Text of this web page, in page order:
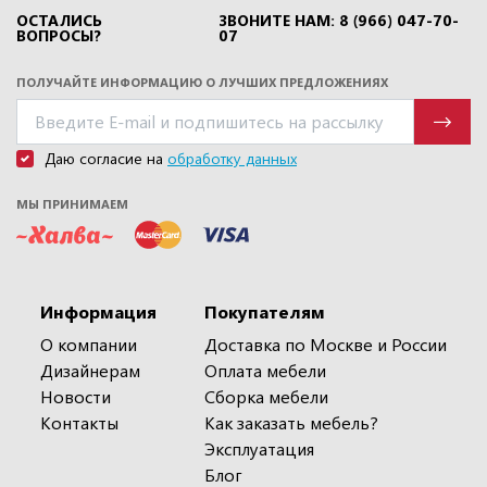
ОСТАЛИСЬ
ВОПРОСЫ?
ЗВОНИТЕ НАМ: 8 (966) 047-70-
07
ПОЛУЧАЙТЕ ИНФОРМАЦИЮ О ЛУЧШИХ ПРЕДЛОЖЕНИЯХ
Даю согласие на обработку данных
МЫ ПРИНИМАЕМ
Информация
О компании
Дизайнерам
Новости
Контакты
Покупателям
Доставка по Москве и России
Оплата мебели
Сборка мебели
Как заказать мебель?
Эксплуатация
Блог